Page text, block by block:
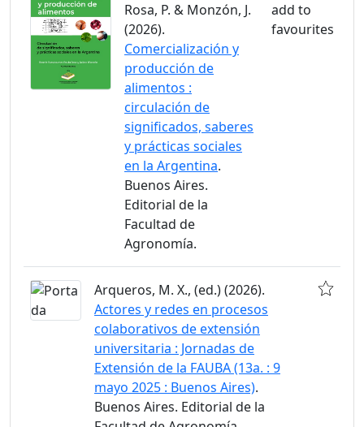
Rosa, P. & Monzón, J.
(2026).
Comercialización y
producción de
alimentos :
circulación de
significados, saberes
y prácticas sociales
en la Argentina.
Buenos Aires.
Editorial de la
Facultad de
Agronomía.
Arqueros, M. X., (ed.) (2026).
Actores y redes en procesos
colaborativos de extensión
universitaria : Jornadas de
Extensión de la FAUBA (13a. : 9
mayo 2025 : Buenos Aires).
Buenos Aires. Editorial de la